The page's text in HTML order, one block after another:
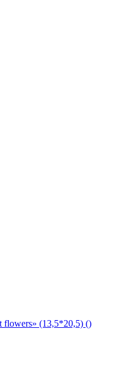
flowers» (13,5*20,5) ()